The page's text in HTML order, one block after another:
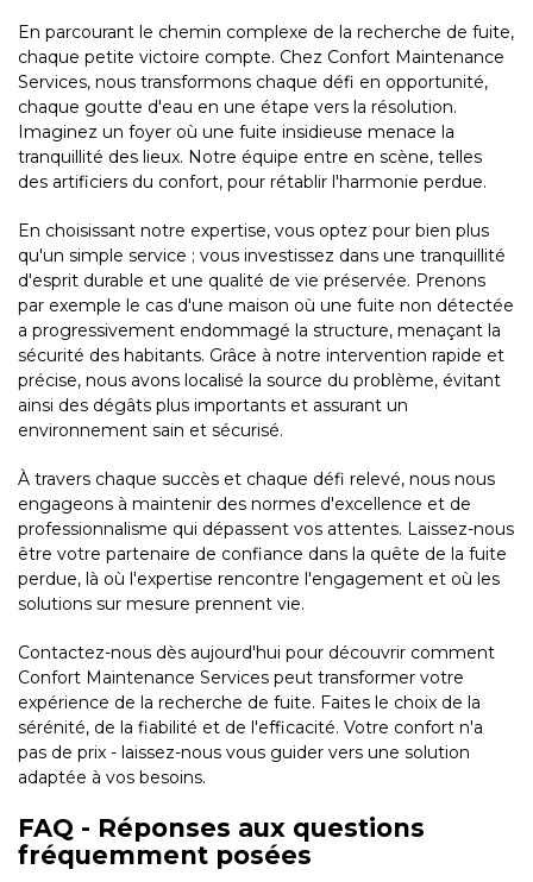
En parcourant le chemin complexe de la recherche de fuite,
chaque petite victoire compte. Chez Confort Maintenance
Services, nous transformons chaque défi en opportunité,
chaque goutte d'eau en une étape vers la résolution.
Imaginez un foyer où une fuite insidieuse menace la
tranquillité des lieux. Notre équipe entre en scène, telles
des artificiers du confort, pour rétablir l'harmonie perdue.
En choisissant notre expertise, vous optez pour bien plus
qu'un simple service ; vous investissez dans une tranquillité
d'esprit durable et une qualité de vie préservée. Prenons
par exemple le cas d'une maison où une fuite non détectée
a progressivement endommagé la structure, menaçant la
sécurité des habitants. Grâce à notre intervention rapide et
précise, nous avons localisé la source du problème, évitant
ainsi des dégâts plus importants et assurant un
environnement sain et sécurisé.
À travers chaque succès et chaque défi relevé, nous nous
engageons à maintenir des normes d'excellence et de
professionnalisme qui dépassent vos attentes. Laissez-nous
être votre partenaire de confiance dans la quête de la fuite
perdue, là où l'expertise rencontre l'engagement et où les
solutions sur mesure prennent vie.
Contactez-nous dès aujourd'hui pour découvrir comment
Confort Maintenance Services peut transformer votre
expérience de la recherche de fuite. Faites le choix de la
sérénité, de la fiabilité et de l'efficacité. Votre confort n'a
pas de prix - laissez-nous vous guider vers une solution
adaptée à vos besoins.
FAQ - Réponses aux questions
fréquemment posées